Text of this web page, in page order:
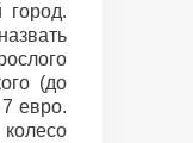
город.
(до
евро.